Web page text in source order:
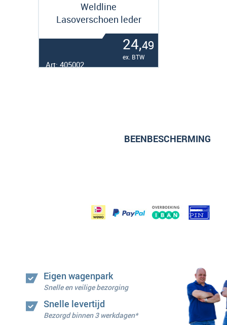
Weldline
Lasoverschoen leder
24,49
ex. BTW
Art: 405002
BEENBESCHERMING
Eigen wagenpark
Snelle en veilige bezorging
Snelle levertijd
Bezorgd binnen 3 werkdagen*